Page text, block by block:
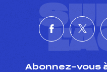
Abonnez-vous